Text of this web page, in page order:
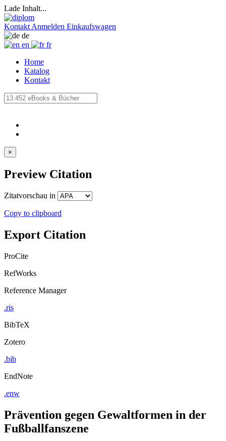
Lade Inhalt...
Kontakt Anmelden Einkaufswagen
de
en
fr
Home
Katalog
Kontakt
×
Preview Citation
Zitatvorschau in
Copy to clipboard
Export Citation
ProCite
RefWorks
Reference Manager
.ris
BibTeX
Zotero
.bib
EndNote
.enw
Prävention gegen Gewaltformen in der
Fußballfanszene